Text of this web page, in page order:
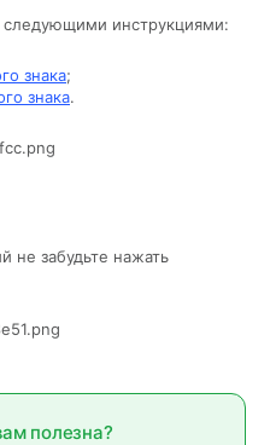
следующими инструкциями:
знака;
знака.
не забудьте нажать
полезна?